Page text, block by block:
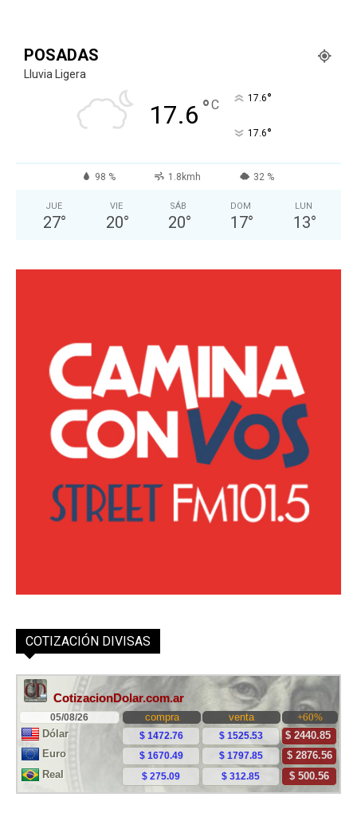
POSADAS
Lluvia Ligera
17.6 °C 17.6°
17.6°
98 % 1.8kmh 32 %
JUE
27°
VIE
20°
SÁB
20°
DOM
17°
LUN
13°
COTIZACIÓN DIVISAS